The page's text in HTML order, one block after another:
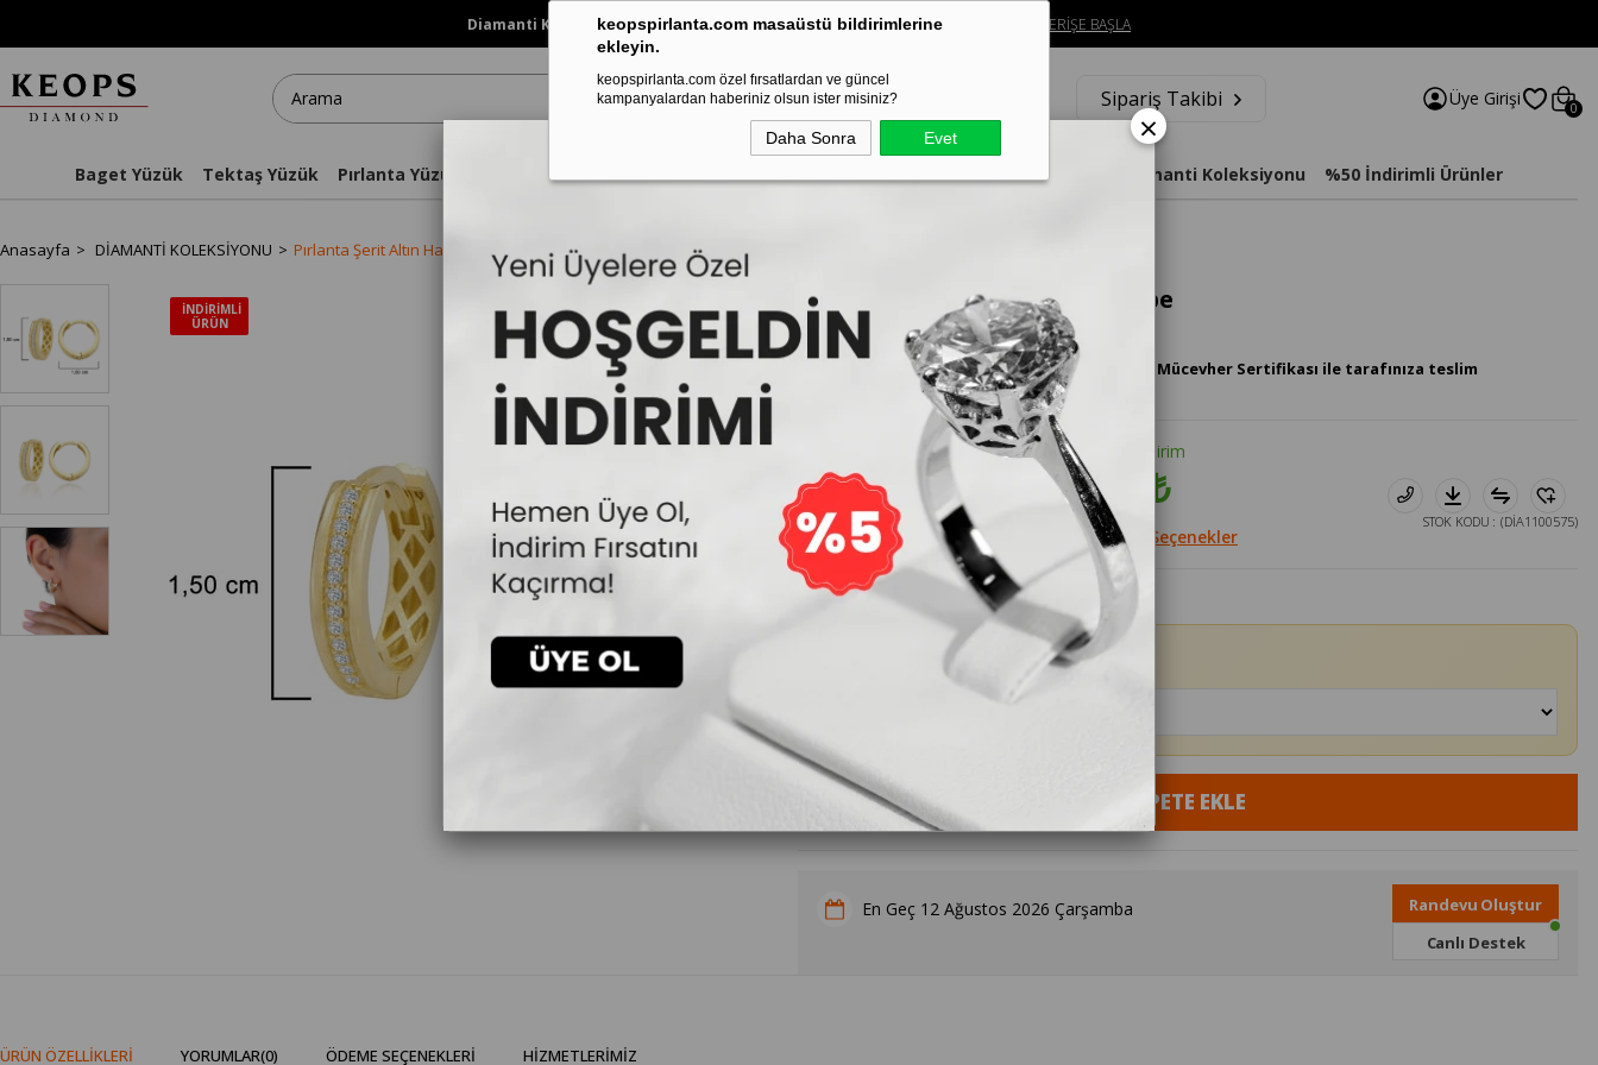
keopspirlanta.com masaüstü bildirimlerine
ekleyin.
keopspirlanta.com özel fırsatlardan ve güncel
kampanyalardan haberiniz olsun ister misiniz?
Daha Sonra Evet
Diamanti Koleksiyonunda %40’a Varan İndirim!Sınırlı süreli bu fırsatı kaçırma. ALIŞVERİŞE BAŞLA
Sipariş Takibi Üye Girişi 0
Baget Yüzük Tektaş Yüzük Pırlanta Yüzükler Aynı Gün Teslimat Diamanti Koleksiyonu %50 İndirimli Ürünler
Anasayfa DİAMANTİ KOLEKSİYONU Pırlanta Şerit Altın Halka Küpe
İNDIRIMLI
ÜRÜN
Pırlanta Şerit Altın Halka Küpe
İncelemekte olduğunuz model,Keops Pırlanta Mücevher Sertifikası ile tarafınıza teslim
47.520₺
40 Sepette %20 İndirim
38.016₺
15.840₺ `den başlayan taksitlerle Diğer Seçenekler
(DİA1100575)
STOK KODU
Kalp Doğum Taşı Kolye Hediyesi
En Geç 12 Ağustos 2026 Çarşamba
Randevu Oluştur
Canlı Destek
ÜRÜN ÖZELLIKLERI YORUMLAR(0) ÖDEME SEÇENEKLERI HIZMETLERIMIZ
×